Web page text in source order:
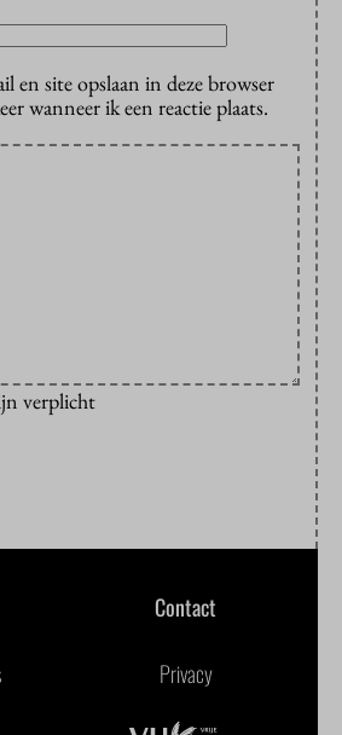
en site opslaan in deze browser
wanneer ik een reactie plaats.
verplicht
Contact
Privacy